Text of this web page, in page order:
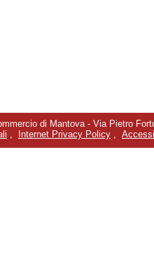
di Mantova - Via Pietro
, Internet Privacy Policy ,